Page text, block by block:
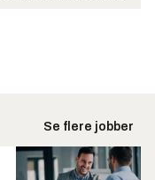
Se flere jobber